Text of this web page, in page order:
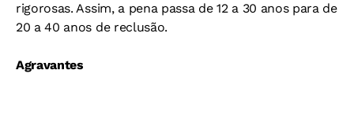
rigorosas. Assim, a pena passa de 12 a 30 anos para de
20 a 40 anos de reclusão.
Agravantes